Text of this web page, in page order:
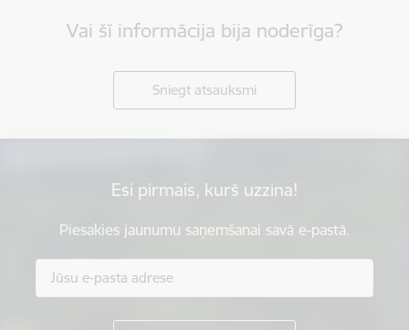
Vai šī informācija bija noderīga?
Sniegt atsauksmi
Esi pirmais, kurš uzzina!
Piesakies jaunumu saņemšanai savā e-pastā.